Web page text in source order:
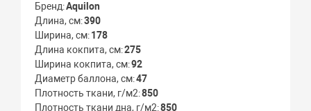
Бренд Aquilon
Длина, см 390
Ширина, см 178
Длина кокпита, см 275
Ширина кокпита, см 92
Диаметр баллона, см 47
Плотность ткани, г/м2 850
Плотность ткани дна, г/м2 850